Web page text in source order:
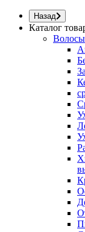
Назад
Каталог
Волосы